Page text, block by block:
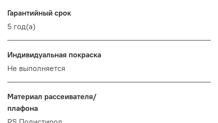
Гарантийный срок
5 год(а)
Индивидуальная покраска
Не выполняется
Материал рассеивателя/
плафона